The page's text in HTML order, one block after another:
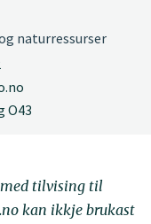
naturressurser
O43
med tilvising til
kan ikkje brukast